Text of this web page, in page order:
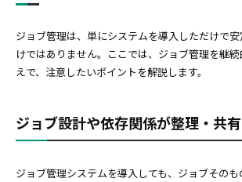
ジョブ管理は、単にシステムを導入しただけで
けではありません。ここでは、ジョブ管理を継
えで、注意したいポイントを解説します。
ジョブ設計や依存関係が整理・共
ジョブ管理システムを導入しても、ジョブその